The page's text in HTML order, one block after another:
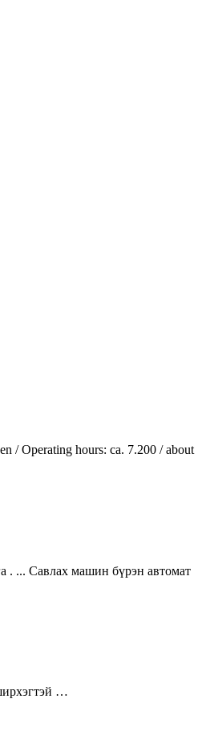
/ Operating hours: ca. 7.200 / about
. ... Савлах машин бүрэн автомат
…